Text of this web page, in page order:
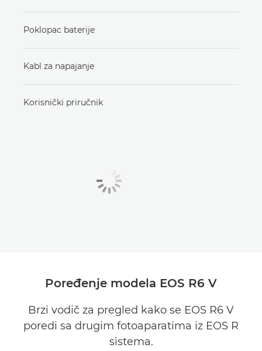
Poklopac baterije
Kabl za napajanje
Korisnički priručnik
Poređenje modela EOS R6 V
Brzi vodič za pregled kako se EOS R6 V
poredi sa drugim fotoaparatima iz EOS R
sistema.